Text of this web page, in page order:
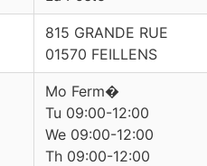
815 GRANDE RUE
01570 FEILLENS
Mo Ferm�
Tu 09:00-12:00
We 09:00-12:00
Th 09:00-12:00